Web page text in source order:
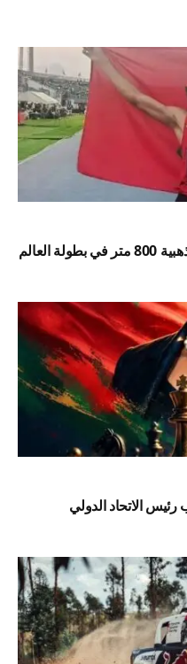
البطل المغربي عماد بوشجدة يتوج بذهبية 800 متر في بطولة العالم
الاتحاد الدولي